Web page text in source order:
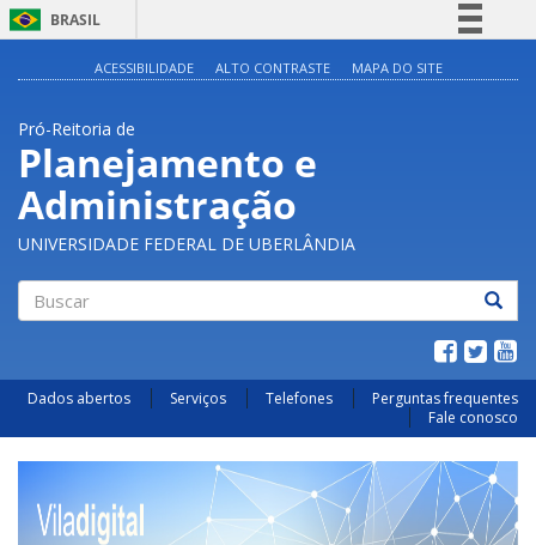
BRASIL
Acesso à informação
ACESSIBILIDADE ALTO CONTRASTE MAPA DO SITE
Pró-Reitoria de
Planejamento e
Administração
UNIVERSIDADE FEDERAL DE UBERLÂNDIA
Dados abertos Serviços Telefones
Perguntas frequentes
Fale conosco